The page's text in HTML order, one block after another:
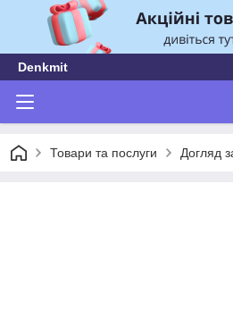
Denkmit
Товари та послуги Догляд